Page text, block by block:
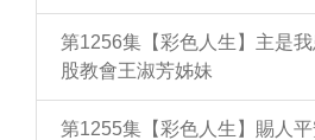
第1256集【彩色人生】主是
股教會王淑芳姊妹
第1255集【彩色人生】賜人